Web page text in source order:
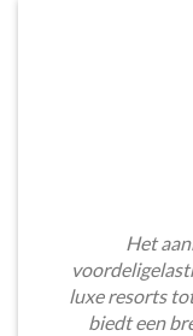
Het
luxe resorts
biedt een